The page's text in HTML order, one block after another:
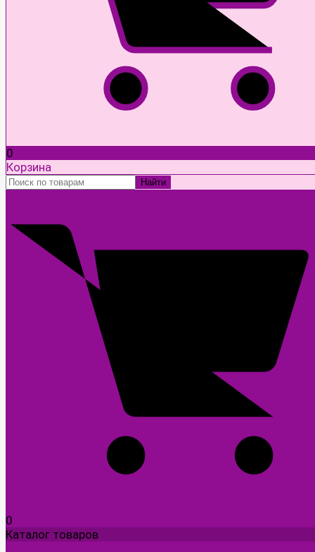
0
Корзина
Найти
0
Каталог товаров